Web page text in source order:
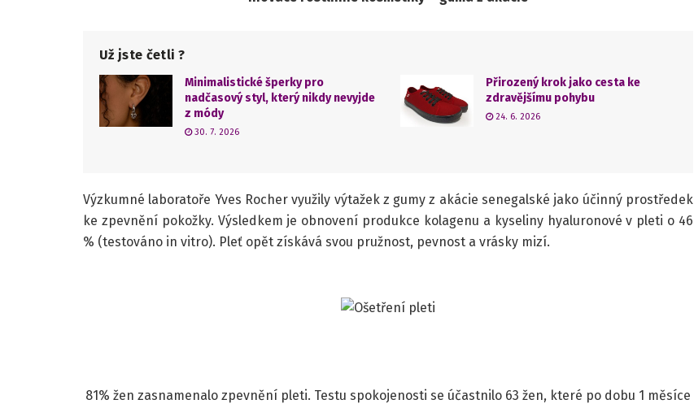
Už jste četli ?
Minimalistické šperky pro
nadčasový styl, který nikdy nevyjde
z módy
30. 7. 2026
Přirozený krok jako cesta ke
zdravějšímu pohybu
24. 6. 2026
Výzkumné laboratoře Yves Rocher využily výtažek z gumy z akácie senegalské jako účinný prostředek
ke zpevnění pokožky. Výsledkem je obnovení produkce kolagenu a kyseliny hyaluronové v pleti o 46
% (testováno in vitro). Pleť opět získává svou pružnost, pevnost a vrásky mizí.
81% žen zasnamenalo zpevnění pleti. Testu spokojenosti se účastnilo 63 žen, které po dobu 1 měsíce